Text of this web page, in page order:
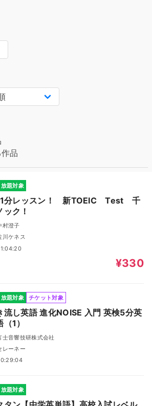
品
題対象
1分レッスン！ 新TOEIC Test 千
ック！
村澄子
川ケネス
¥330
題対象 チケット対象
流し英語 進化NOISE 入門 英検5分英
1）
士音響技研株式会社
レーネー
題対象